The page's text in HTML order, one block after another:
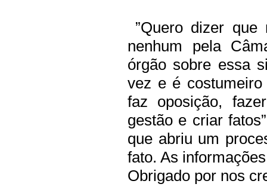
”Quero dizer
nenhum pela
órgão sobre essa
vez e é
faz oposição,
gestão e criar
que abriu um
fato. As
Obrigado por nos